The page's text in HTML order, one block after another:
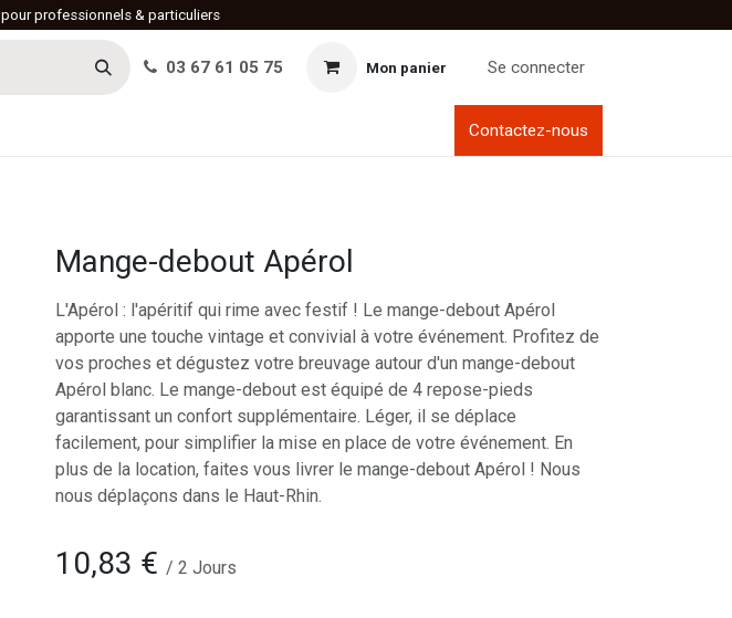
pour professionnels & particuliers
03 67 61 05 75 Mon panier Se connecter
Contactez-nous
Mange-debout Apérol
L'Apérol : l'apéritif qui rime avec festif ! Le mange-debout Apérol
apporte une touche vintage et convivial à votre événement. Profitez de
vos proches et dégustez votre breuvage autour d'un mange-debout
Apérol blanc. Le mange-debout est équipé de 4 repose-pieds
garantissant un confort supplémentaire. Léger, il se déplace
facilement, pour simplifier la mise en place de votre événement. En
plus de la location, faites vous livrer le mange-debout Apérol ! Nous
nous déplaçons dans le Haut-Rhin.
10,83 € / 2 Jours